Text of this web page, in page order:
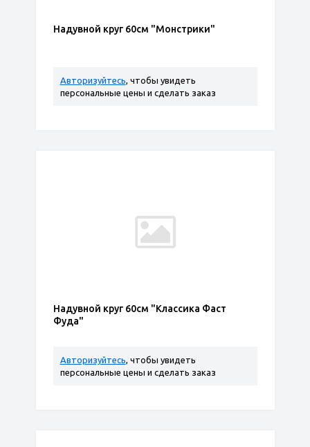
Надувной круг 60см "Монстрики"
Авторизуйтесь, чтобы увидеть
персональные цены и сделать заказ
Надувной круг 60см "Классика Фаст
Фуда"
Авторизуйтесь, чтобы увидеть
персональные цены и сделать заказ